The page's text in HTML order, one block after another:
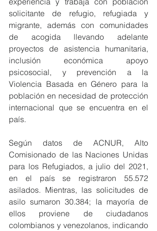
solicitante de refugio, refugiada y
migrante, además con comunidades
de acogida llevando adelante
proyectos de asistencia humanitaria,
inclusión económica apoyo
psicosocial, y prevención a la
Violencia Basada en Género para la
población en necesidad de protección
internacional que se encuentra en el
país.
Según datos de ACNUR, Alto
Comisionado de las Naciones Unidas
para los Refugiados, a julio del 2021,
en el país se registraron 55.572
asilados. Mientras, las solicitudes de
asilo sumaron 30.384; la mayoría de
ellos proviene de ciudadanos
colombianos y venezolanos, indicando